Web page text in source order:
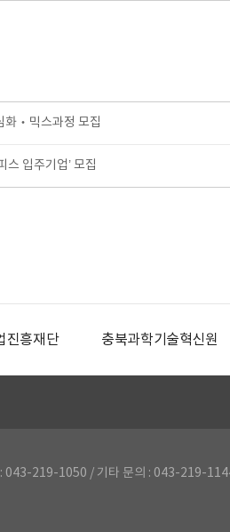
화‧믹스과정 모집
스 입주기업’ 모집
진흥재단 충북과학기술혁신원
: 043-219-1050 / 기타 문의 : 043-219-